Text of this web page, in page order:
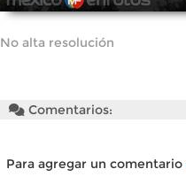
No alta resolución
Comentarios:
Para agregar un comentario